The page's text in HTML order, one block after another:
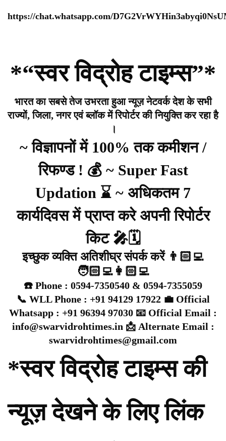
https://chat.whatsapp.com/
*“स्वर विद्रोह टाइम्स”*
भारत का सबसे तेज उभरता हुआ न्यूज़ नेटवर्क देश के सभी
राज्यों, जिला, नगर एवं ब्लॉक में रिपोर्टर की नियुक्ति कर रहा है
।
~ विज्ञापनों में 100% तक कमीशन /
रिफण्ड ! 💰 ~ Super Fast
Updation ⌛ ~ अधिकतम 7
कार्यदिवस में प्राप्त करे अपनी रिपोर्टर
किट 🎤🗓️
इच्छुक व्यक्ति अतिशीघ्र संपर्क करें 👨🏻‍💻
🧑🏻‍💻👩🏻‍💻
☎️ Phone : 0594-7350540 & 0594-7355059
📞 WLL Phone : +91 94129 17922 💼 Official
Whatsapp : +91 96394 97030 📧 Official Email :
info@swarvidrohtimes.in 📩 Alternate Email :
swarvidrohtimes@gmail.com
*स्वर विद्रोह टाइम्स की
न्यूज़ देखने के लिए लिंक